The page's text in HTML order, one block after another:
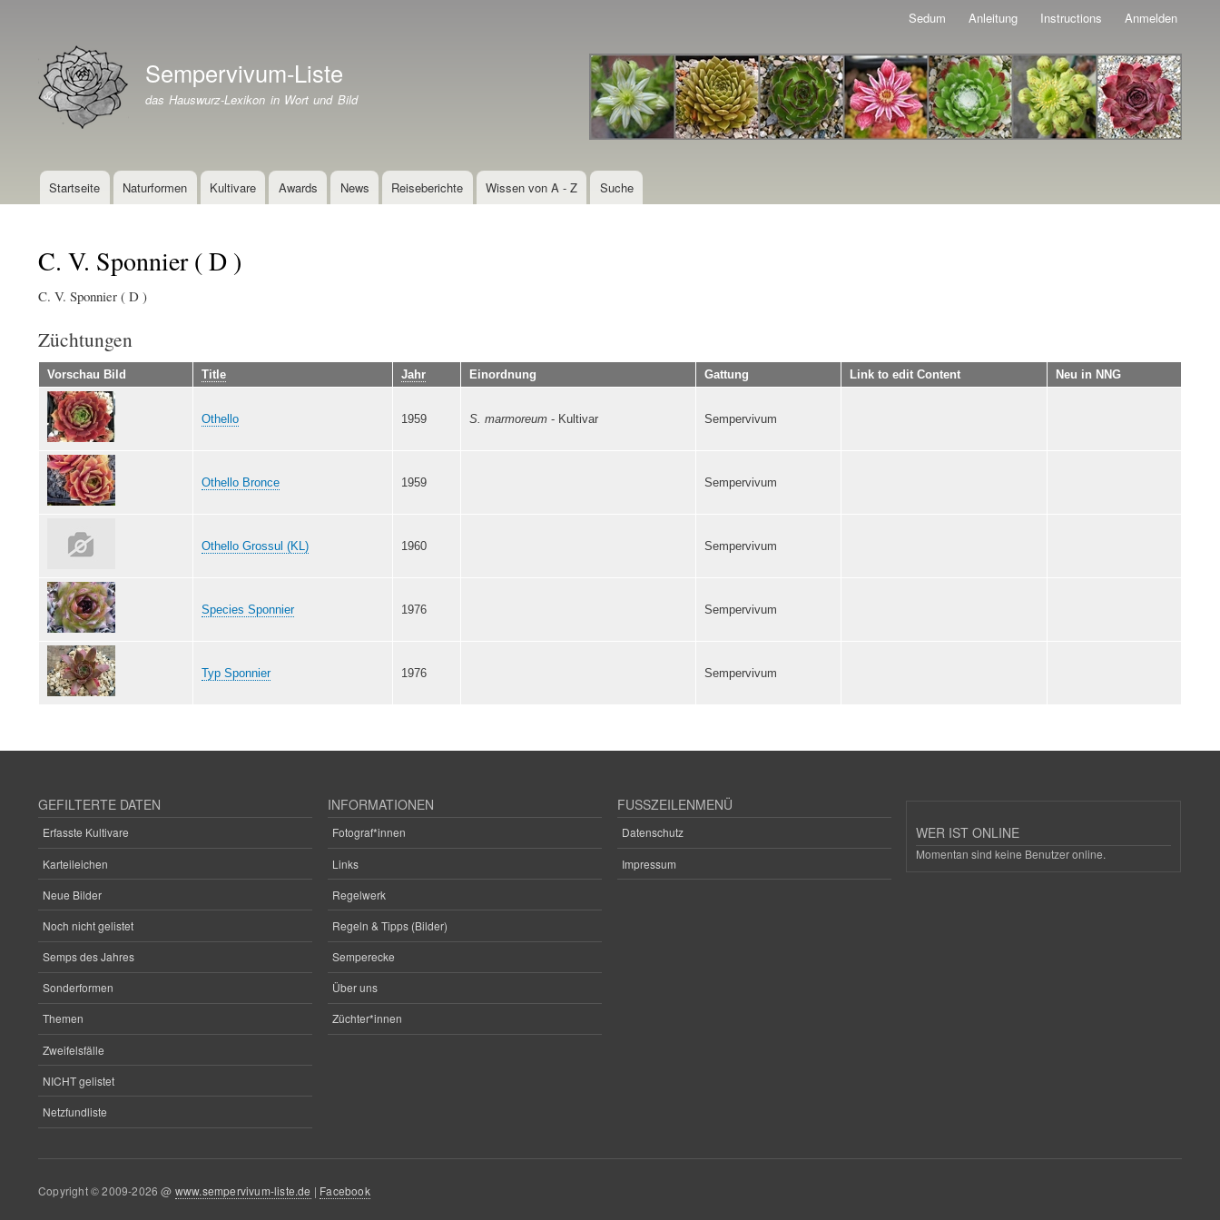
Inhalt
Sedum Anleitung Instructions Anmelden
Branding der WebsiteSempervivum-Liste
das Hauswurz-Lexikon in Wort und Bild
Hauptnavigation
Startseite Naturformen Kultivare Awards News Reiseberichte Wissen von A - Z Suche
C. V. Sponnier ( D )
C. V. Sponnier ( D )
Züchtungen
Vorschau Bild Title Jahr Einordnung Gattung Link to edit Content Neu in NNG
Othello 1959 S. marmoreum - Kultivar Sempervivum
Othello Bronce 1959 Sempervivum
Othello Grossul (KL) 1960 Sempervivum
Species Sponnier 1976 Sempervivum
Typ Sponnier 1976 Sempervivum
GEFILTERTE DATEN
Erfasste Kultivare
Karteileichen
Neue Bilder
Noch nicht gelistet
Semps des Jahres
Sonderformen
Themen
Zweifelsfälle
NICHT gelistet
Netzfundliste
INFORMATIONEN
Fotograf*innen
Links
Regelwerk
Regeln & Tipps (Bilder)
Semperecke
Über uns
Züchter*innen
FUSSZEILENMENÜ
Datenschutz
Impressum
WER IST ONLINE
Momentan sind keine Benutzer online.
Copyright © 2009-2026 @ www.sempervivum-liste.de | Facebook